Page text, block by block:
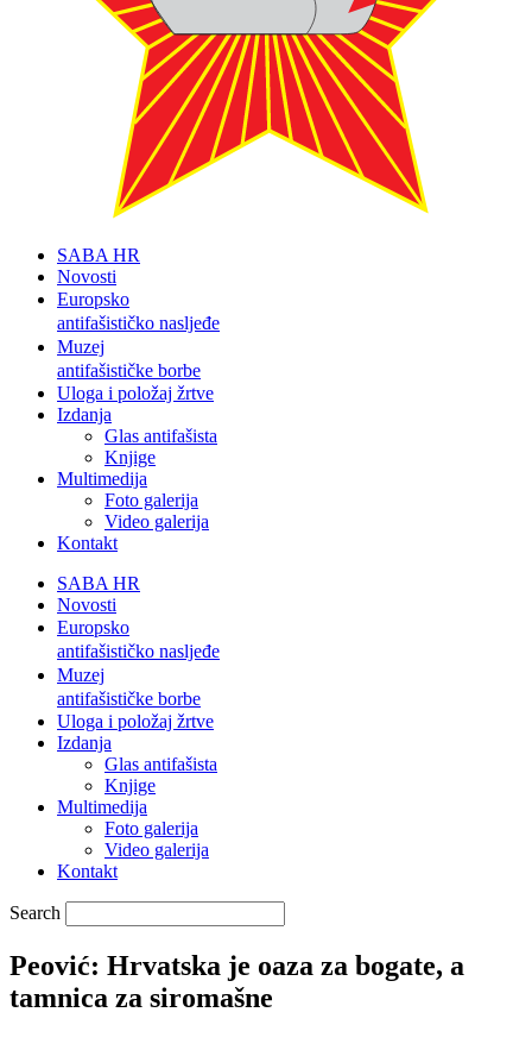
SABA HR
Novosti
Europsko
antifašističko nasljeđe
Muzej
antifašističke borbe
Uloga i položaj žrtve
Izdanja
Glas antifašista
Knjige
Multimedija
Foto galerija
Video galerija
Kontakt
SABA HR
Novosti
Europsko
antifašističko nasljeđe
Muzej
antifašističke borbe
Uloga i položaj žrtve
Izdanja
Glas antifašista
Knjige
Multimedija
Foto galerija
Video galerija
Kontakt
Search
Peović: Hrvatska je oaza za bogate, a
tamnica za siromašne